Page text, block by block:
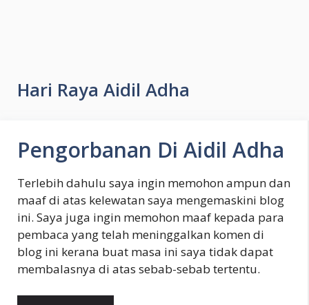
Hari Raya Aidil Adha
Pengorbanan Di Aidil Adha
Terlebih dahulu saya ingin memohon ampun dan
maaf di atas kelewatan saya mengemaskini blog
ini. Saya juga ingin memohon maaf kepada para
pembaca yang telah meninggalkan komen di
blog ini kerana buat masa ini saya tidak dapat
membalasnya di atas sebab-sebab tertentu.